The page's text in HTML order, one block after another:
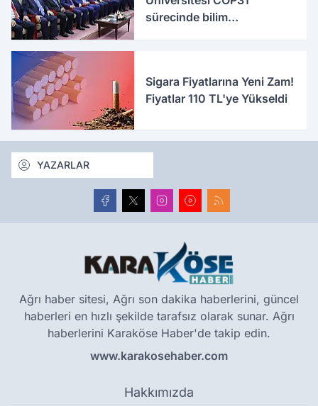
sürecinde bilim
Sigara Fiyatlarına Yeni Zam!
Fiyatlar 110 TL'ye Yükseldi
YAZARLAR
Ağrı haber sitesi, Ağrı son dakika haberlerini, güncel
haberleri en hızlı şekilde tarafsız olarak sunar. Ağrı
haberlerini Karaköse Haber'de takip edin.
www.karakosehaber.com
Hakkımızda